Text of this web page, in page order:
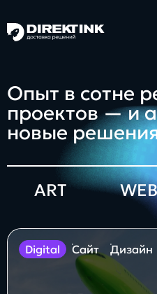
Направления
Art Web
Проекты
Опыт в сотне
проектов — и
новые
ART
digital Сайт Дизайн